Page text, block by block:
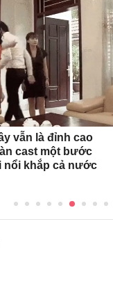
vẫn là đỉnh cao
cast một bước
nổi khắp cả nước